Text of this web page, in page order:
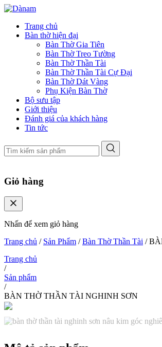
Trang chủ
Bàn thờ hiện đại
Bàn Thờ Gia Tiên
Bàn Thờ Treo Tường
Bàn Thờ Thần Tài
Bàn Thờ Thần Tài Cự Đại
Bàn Thờ Dát Vàng
Phụ Kiện Bàn Thờ
Bộ sưu tập
Giới thiệu
Đánh giá của khách hàng
Tin tức
Giỏ hàng
Nhấn để xem giỏ hàng
Trang chủ / Sản Phẩm /Bàn Thờ Thần Tài /
Trang chủ
/
Sản phẩm
/
BÀN THỜ THẦN TÀI NGHINH SƠN